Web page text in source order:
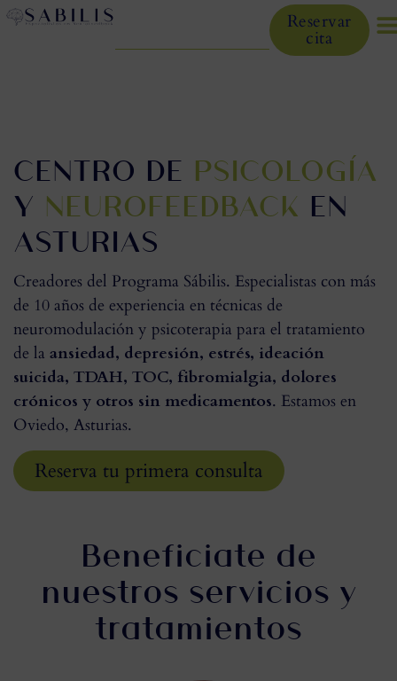
Reservar
cita
CENTRO DE PSICOLOGÍA
Y NEUROFEEDBACK EN
ASTURIAS
Creadores del Programa Sábilis. Especialistas con más
de 10 años de experiencia en técnicas de
neuromodulación y psicoterapia para el tratamiento
de la ansiedad, depresión, estrés, ideación
suicida, TDAH, TOC, fibromialgia, dolores
crónicos y otros sin medicamentos. Estamos en
Oviedo, Asturias.
Reserva tu primera consulta
Beneficiate de
nuestros servicios y
tratamientos